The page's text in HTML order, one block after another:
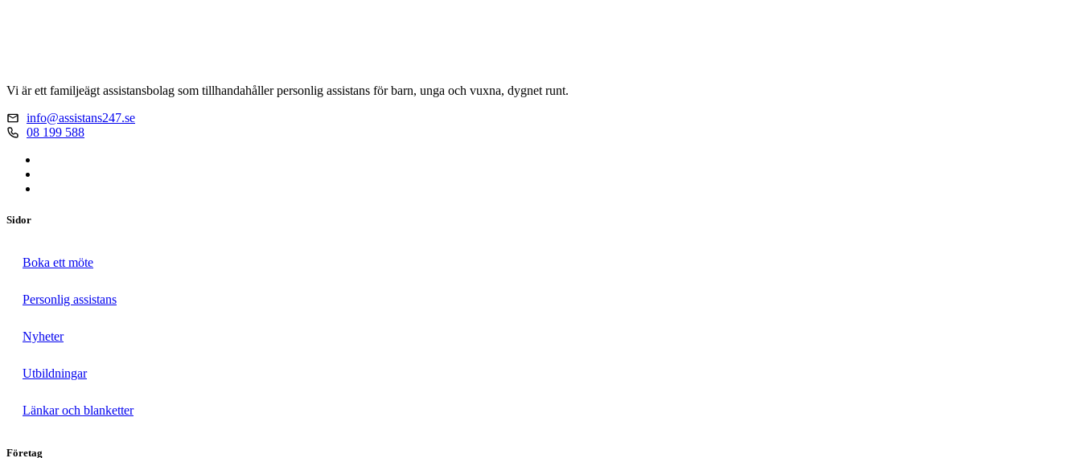
Vi är ett familjeägt assistansbolag som tillhandahåller personlig assistans för barn, unga och vuxna, dygnet runt.
info@assistans247.se
08 199 588
Sidor
Boka ett möte
Personlig assistans
Nyheter
Utbildningar
Länkar och blanketter
Företag